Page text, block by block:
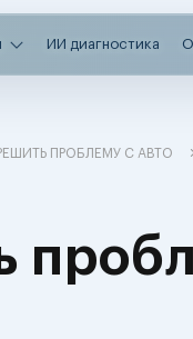
ИИ диагностика
ПРОБЛЕМУ С АВТО